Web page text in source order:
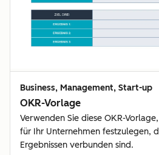
Business, Management, Start-up
OKR-Vorlage
Verwenden Sie diese OKR-
für Ihr Unternehmen festzulegen,
Ergebnissen verbunden sind.